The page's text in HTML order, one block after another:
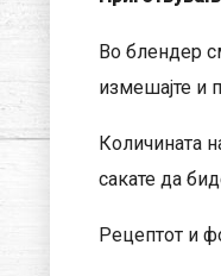
Во блендер
измешајте и
Количината
сакате да
Рецептот и